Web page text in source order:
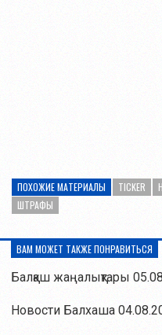
ПОХОЖИЕ МАТЕРИАЛЫ TICKER
ШТРАФЫ
ВАМ МОЖЕТ ТАКЖЕ ПОНРАВИТЬСЯ
Балқаш жаңалықтары
Новости Балхаша